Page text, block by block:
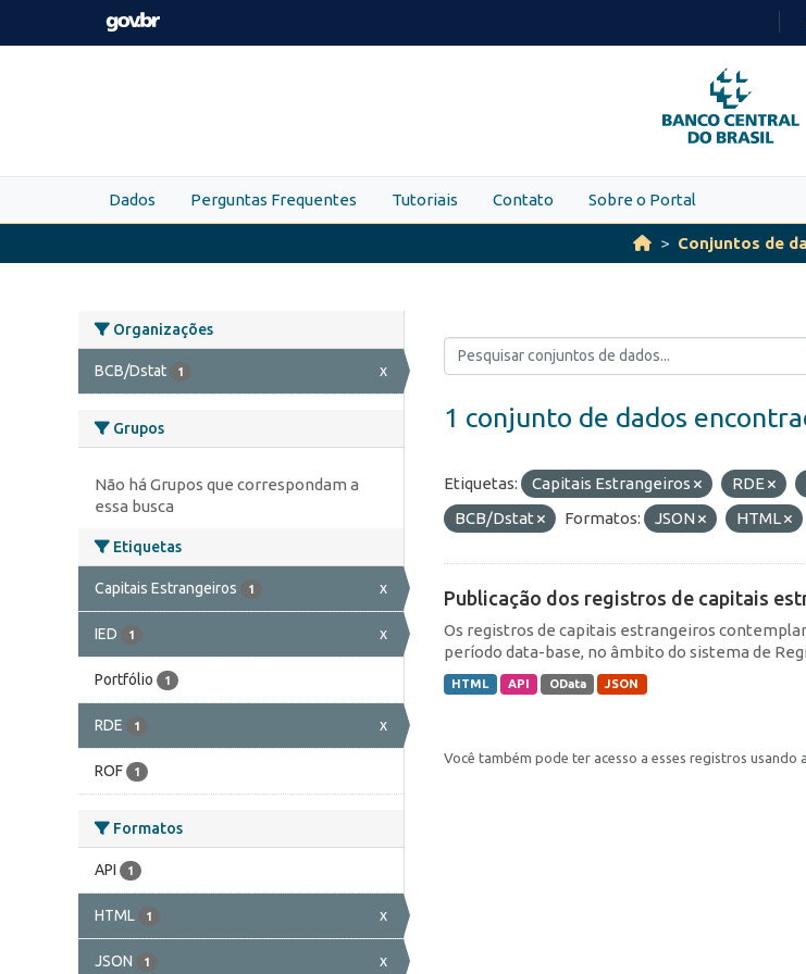
Skip to main content
PARA
O
CONTEÚDO
Dados Perguntas Frequentes Tutoriais Contato Sobre o Portal
Conjuntos de
Organizações
BCB/Dstat 1 x
Grupos
Não há Grupos que correspondam a
essa busca
Etiquetas
Capitais Estrangeiros 1 x
IED 1 x
Portfólio 1
RDE 1 x
ROF 1
Formatos
API 1
HTML 1 x
JSON 1 x
1 conjunto de dados
Etiquetas: Capitais Estrangeiros RDE
BCB/Dstat
Formatos: JSON HTML
Publicação dos registros de capitais
Os registros de capitais estrangeiros
período data-base, no âmbito do sistema de
HTML API OData JSON
Você também pode ter acesso a esses registros usando a